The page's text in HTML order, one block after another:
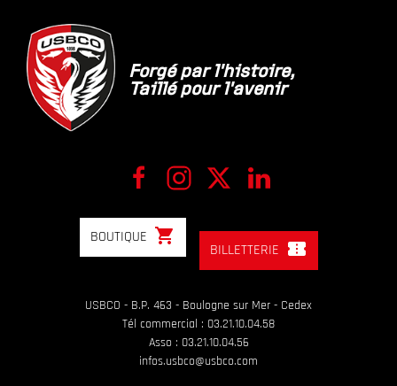
Forgé par l'histoire,
Taillé pour l'avenir
BOUTIQUE shopping_cart
BILLETTERIE confirmation_number
USBCO - B.P. 463 - Boulogne sur Mer - Cedex
Tél commercial : 03.21.10.04.58
Asso : 03.21.10.04.56
infos.usbco@usbco.com